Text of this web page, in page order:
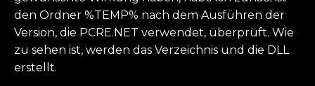
den Ordner %TEMP% nach dem Ausführen der
Version, die PCRE.NET verwendet, überprüft. Wie
zu sehen ist, werden das Verzeichnis und die DLL
erstellt.